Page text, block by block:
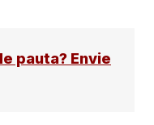
pauta? Envie